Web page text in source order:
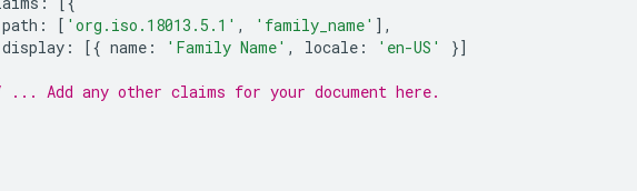
path : [ 'org.iso.18013.5.1' , 'family_name' ],
display : [{ name : 'Family Name' , locale : 'en-US'
}]
... Add any other claims for your document here.